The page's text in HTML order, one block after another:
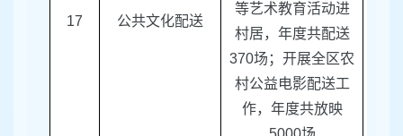
17 公共文化配送
等艺术教育活动进
村居，年度共配送
370场；开展全区农
村公益电影配送工
作，年度共放映